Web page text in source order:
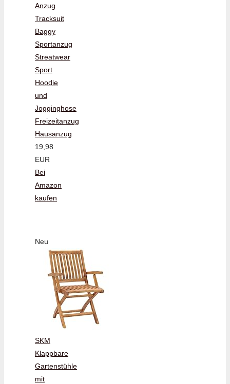
Anzug
Tracksuit
Baggy
Sportanzug
Streatwear
Sport
Hoodie
und
Jogginghose
Freizeitanzug
Hausanzug
19,98
EUR
Bei
Amazon
kaufen
Neu
SKM
Klappbare
Gartenstühle
mit